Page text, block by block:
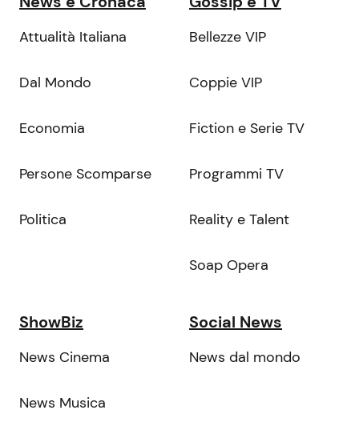
Attualità Italiana
Dal Mondo
Economia
Persone Scomparse
Politica
Bellezze VIP
Coppie VIP
Fiction e Serie TV
Programmi TV
Reality e Talent
Soap Opera
ShowBiz
News Cinema
News Musica
Social News
News dal mondo